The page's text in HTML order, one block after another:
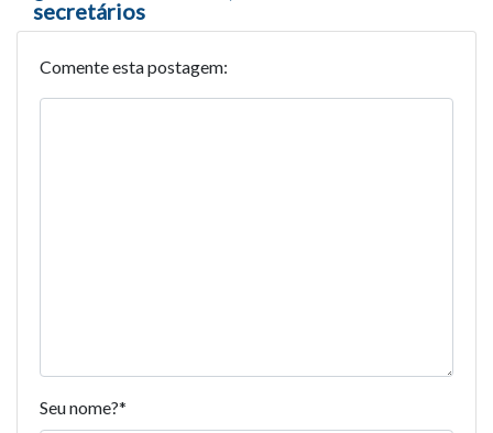
secretários
Comente esta postagem:
Seu nome?*